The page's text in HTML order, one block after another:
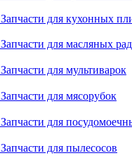
Запчасти для кухонных
Запчасти для масляных
Запчасти для мультиварок
Запчасти для мясорубок
Запчасти для
Запчасти для пылесосов